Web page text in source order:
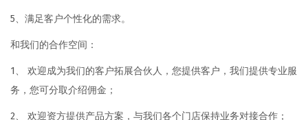
5、满足客户个性化的需求。
和我们的合作空间：
1、 欢迎成为我们的客户拓展合伙人，您提供客户，我们提供专业服
务，您可分取介绍佣金；
2、 欢迎资方提供产品方案，与我们各个门店保持业务对接合作；